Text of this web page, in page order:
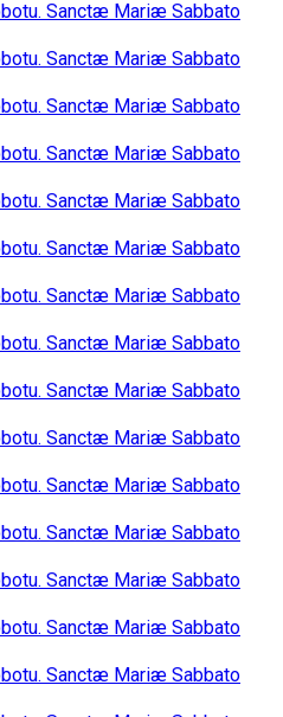
Sanctæ Mariæ Sabbato
Sanctæ Mariæ Sabbato
Sanctæ Mariæ Sabbato
Sanctæ Mariæ Sabbato
Sanctæ Mariæ Sabbato
Sanctæ Mariæ Sabbato
Sanctæ Mariæ Sabbato
Sanctæ Mariæ Sabbato
Sanctæ Mariæ Sabbato
Sanctæ Mariæ Sabbato
Sanctæ Mariæ Sabbato
Sanctæ Mariæ Sabbato
Sanctæ Mariæ Sabbato
Sanctæ Mariæ Sabbato
Sanctæ Mariæ Sabbato